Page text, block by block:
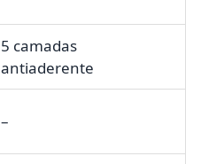
5 camadas
antiaderente
–